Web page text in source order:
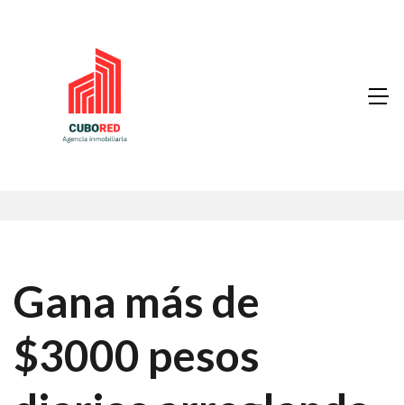
Gana más de
$3000 pesos